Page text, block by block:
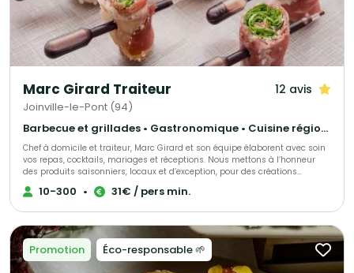
Marc Girard Traiteur 12 avis
Joinville-le-Pont (94)
Barbecue et grillades • Gastronomique • Cuisine régionale
Chef à domicile et traiteur, Marc Girard et son équipe élaborent avec soin
vos repas, cocktails, mariages et réceptions. Nous mettons à l’honneur
des produits saisonniers, locaux et d’exception, pour des créations
gourmandes et raffinées qui raviront vos convives. Engagés pour une
cuisine responsable, nous soutenons la consommation durable des
l’environnement.
10-300 • 31€ / pers min.
Promotion Éco-responsable 🌱